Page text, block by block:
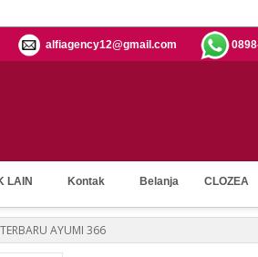
alfiagency12@gmail.com
LAIN Kontak Belanja CLOZEA
AYUMI 366